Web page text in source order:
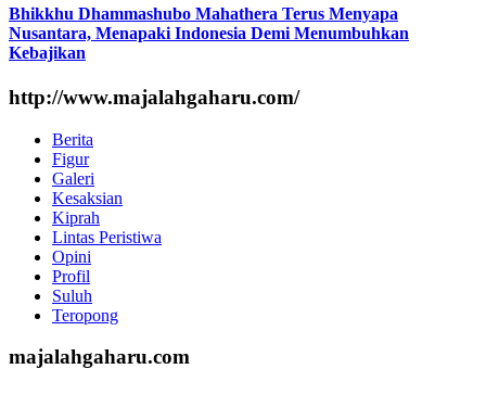
Bhikkhu Dhammashubo Mahathera Terus Menyapa
Nusantara, Menapaki Indonesia Demi Menumbuhkan
Kebajikan
http://www.majalahgaharu.com/
Berita
Figur
Galeri
Kesaksian
Kiprah
Lintas Peristiwa
Opini
Profil
Suluh
Teropong
majalahgaharu.com